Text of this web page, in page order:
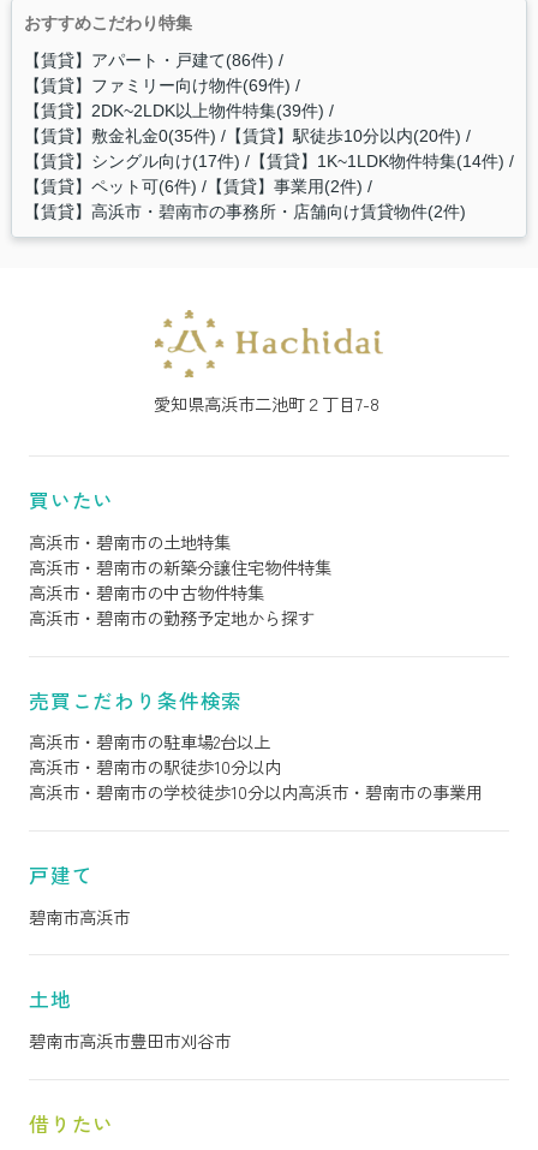
おすすめこだわり特集
【賃貸】アパート・戸建て(86件)
【賃貸】ファミリー向け物件(69件)
【賃貸】2DK~2LDK以上物件特集(39件)
【賃貸】敷金礼金0(35件) 【賃貸】駅徒歩10分以内(20件)
【賃貸】シングル向け(17件) 【賃貸】1K~1LDK物件特集(14件)
【賃貸】ペット可(6件) 【賃貸】事業用(2件)
【賃貸】高浜市・碧南市の事務所・店舗向け賃貸物件(2件)
愛知県高浜市二池町２丁目7-8
買いたい
高浜市・碧南市の土地特集
高浜市・碧南市の新築分譲住宅物件特集
高浜市・碧南市の中古物件特集
高浜市・碧南市の勤務予定地から探す
売買こだわり条件検索
高浜市・碧南市の駐車場2台以上
高浜市・碧南市の駅徒歩10分以内
高浜市・碧南市の学校徒歩10分以内高浜市・碧南市の事業用
戸建て
碧南市高浜市
土地
碧南市高浜市豊田市刈谷市
借りたい